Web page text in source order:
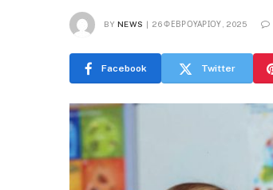
BY NEWS 26 ΦΕΒΡΟΥΑΡΊΟΥ, 2025
Facebook Twitter